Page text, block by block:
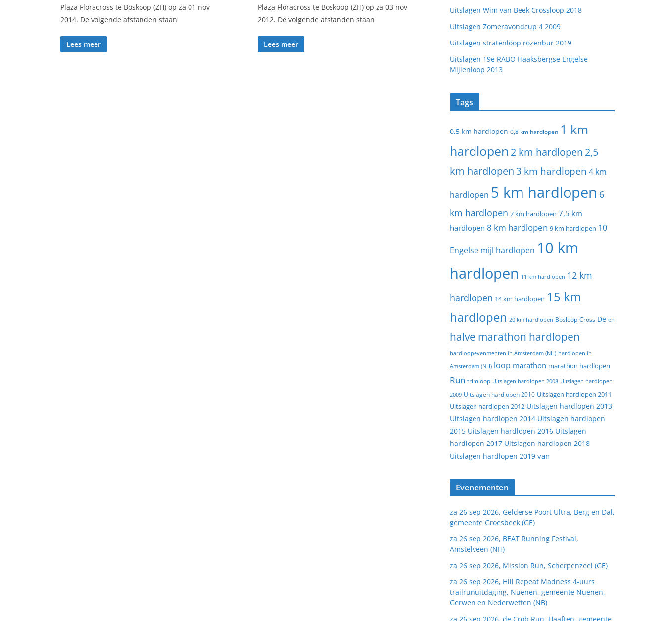
Plaza Floracross te Boskoop (ZH) op za 01 nov
2014. De volgende afstanden staan
Lees meer
Plaza Floracross te Boskoop (ZH) op za 03 nov
2012. De volgende afstanden staan
Lees meer
Uitslagen Wim van Beek Crossloop 2018
Uitslagen Zomeravondcup 4 2009
Uitslagen stratenloop rozenbur 2019
Uitslagen 19e RABO Haaksbergse Engelse
Mijlenloop 2013
Tags
0,5 km hardlopen 0,8 km hardlopen 1 km
hardlopen 2 km hardlopen 2,5
km hardlopen 3 km hardlopen 4 km
hardlopen 5 km hardlopen 6
km hardlopen 7 km hardlopen 7,5 km
hardlopen 8 km hardlopen 9 km hardlopen 10
Engelse mijl hardlopen 10 km
hardlopen 11 km hardlopen 12 km
hardlopen 14 km hardlopen 15 km
hardlopen 20 km hardlopen Bosloop Cross De en
halve marathon hardlopen
hardloopevenmenten in Amsterdam (NH) hardlopen in
Amsterdam (NH) loop marathon marathon hardlopen
Run trimloop Uitslagen hardlopen 2008 Uitslagen hardlopen
2009 Uitslagen hardlopen 2010 Uitslagen hardlopen 2011
Uitslagen hardlopen 2012 Uitslagen hardlopen 2013
Uitslagen hardlopen 2014 Uitslagen hardlopen
2015 Uitslagen hardlopen 2016 Uitslagen
hardlopen 2017 Uitslagen hardlopen 2018
Uitslagen hardlopen 2019 van
Evenementen
za 26 sep 2026, Gelderse Poort Ultra, Berg en Dal,
gemeente Groesbeek (GE)
za 26 sep 2026, BEAT Running Festival,
Amstelveen (NH)
za 26 sep 2026, Mission Run, Scherpenzeel (GE)
za 26 sep 2026, Hill Repeat Madness 4-uurs
trailrunuitdaging, Nuenen, gemeente Nuenen,
Gerwen en Nederwetten (NB)
za 26 sep 2026, de Crob Run, Haaften, gemeente